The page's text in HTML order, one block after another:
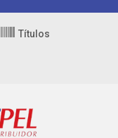
Títulos